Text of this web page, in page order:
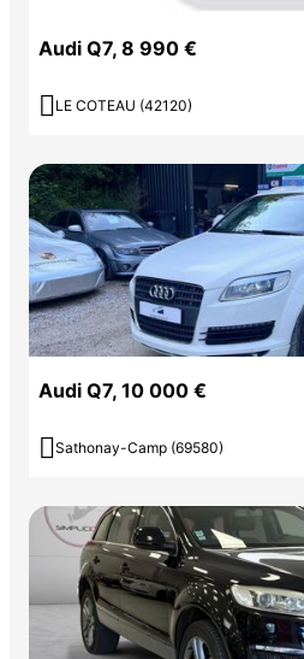
Audi Q7, 8 990 €
 LE COTEAU (42120)
Audi Q7, 10 000 €
 Sathonay-Camp (69580)